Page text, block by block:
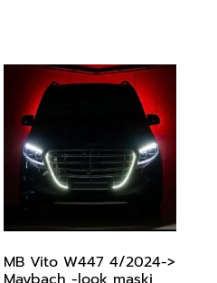
MB Vito W447 4/2024->